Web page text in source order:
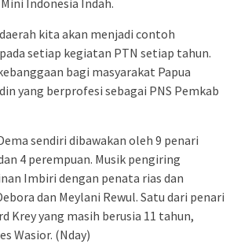
Indonesia Indah.
kita akan menjadi contoh
setiap kegiatan PTN setiap tahun.
bagi masyarakat Papua
yang berprofesi sebagai PNS Pemkab
sendiri dibawakan oleh 9 penari
4 perempuan. Musik pengiring
Imbiri dengan penata rias dan
dan Meylani Rewul. Satu dari penari
Krey yang masih berusia 11 tahun,
Wasior. (Nday)